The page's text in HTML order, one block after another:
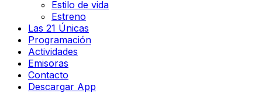
Estilo de vida
Estreno
Las 21 Únicas
Programación
Actividades
Emisoras
Contacto
Descargar App